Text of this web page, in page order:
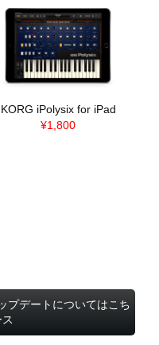
KORG iPolysix for iPad
¥1,800
プデートについてはこち